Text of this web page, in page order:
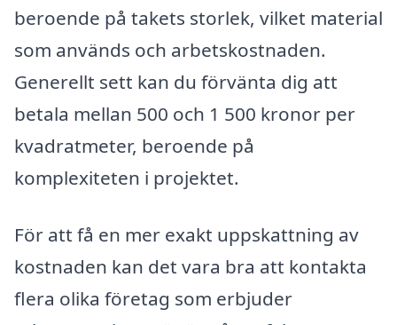
beroende på takets storlek, vilket material
som används och arbetskostnaden.
Generellt sett kan du förvänta dig att
betala mellan 500 och 1 500 kronor per
kvadratmeter, beroende på
komplexiteten i projektet.
För att få en mer exakt uppskattning av
kostnaden kan det vara bra att kontakta
flera olika företag som erbjuder